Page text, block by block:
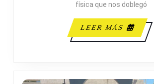
física que nos doblegó
LEER MÁS
LEER
MÁS